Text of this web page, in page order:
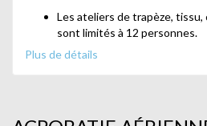
Les ateliers de trapèze,
sont limités à 12 personnes.
Animé par Gabriel Oxford
Plus de détails